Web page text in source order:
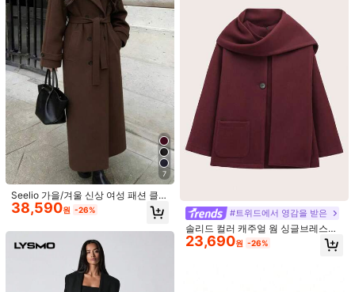
인공지능의 특징 상세에 기반하여 작성
워븐 패브릭: 깔끔한 마무리의 우븐 텍스처.
캐주얼: 편안하고 스타일링하기 쉬운
소재:
워븐 패브릭
구성:
100% 폴리에스터
세부 사항:
콘트라스트 바인딩, 포켓, 진주
더 보기
EMERY ROSE
1.8M 팔로워
4.86
1.8M 팔로워
3***n
하루 전에 지불됨
4.86
팔로잉
최근 17.3M개 판매됨 12.3M 재구매
좋은 품질 (9999+)
7
Seelio 가을/겨울 신상 여성 패션 클래
식 더블브레스트 윈드브레이커 코트
울 오버코트 브라운 가을
38,590원 -26% #트위드에서 영감을 받은
솔리드 컬러 캐주얼 웜 싱글브레스트
오버코트, 가을/겨울
23,690원 -26%